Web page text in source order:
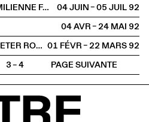
ALEXANDRE MAIRET ET ÉMILIENNE FARNY
04 JUIN – 05 JUIL1992
04 AVR – 24 MAI1992
CHARLES DE MONTAIGU, PETER ROESCH, HANS SCHÄRER, ROLF WINNEWISSER 01 FÉVR – 22 MARS1992
3 – 4 PAGE SUIVANTE